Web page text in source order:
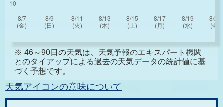
※ 46～90日の天気は、天気予報のエキスパート機関
とのタイアップによる過去の天気データの統計値に基
づく予想です。
天気アイコンの意味について